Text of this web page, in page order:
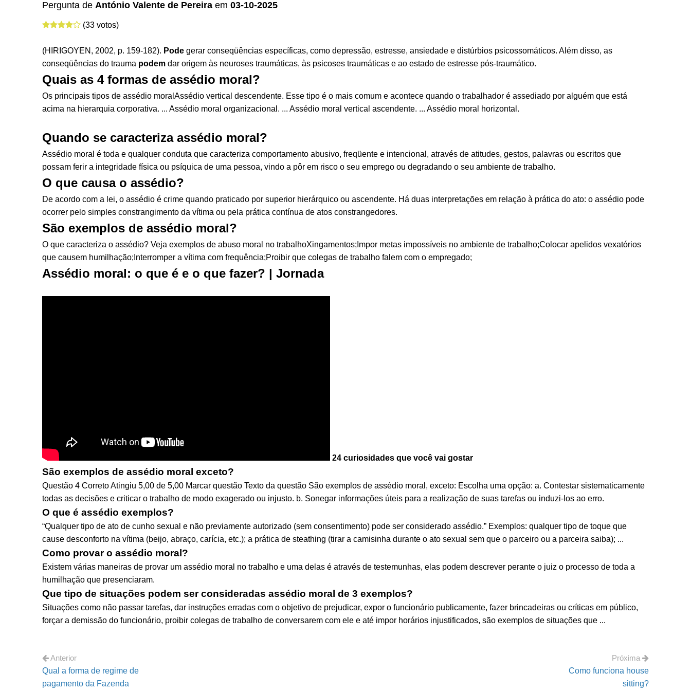
Pergunta de António Valente de Pereira em 03-10-2025
(33 votos)
(HIRIGOYEN, 2002, p. 159-182). Pode gerar conseqüências específicas, como depressão, estresse, ansiedade e distúrbios psicossomáticos. Além disso, as
conseqüências do trauma podem dar origem às neuroses traumáticas, às psicoses traumáticas e ao estado de estresse pós-traumático.
Quais as 4 formas de assédio moral?
Os principais tipos de assédio moralAssédio vertical descendente. Esse tipo é o mais comum e acontece quando o trabalhador é assediado por alguém que está
acima na hierarquia corporativa. ... Assédio moral organizacional. ... Assédio moral vertical ascendente. ... Assédio moral horizontal.
Quando se caracteriza assédio moral?
Assédio moral é toda e qualquer conduta que caracteriza comportamento abusivo, freqüente e intencional, através de atitudes, gestos, palavras ou escritos que
possam ferir a integridade física ou psíquica de uma pessoa, vindo a pôr em risco o seu emprego ou degradando o seu ambiente de trabalho.
O que causa o assédio?
De acordo com a lei, o assédio é crime quando praticado por superior hierárquico ou ascendente. Há duas interpretações em relação à prática do ato: o assédio pode
ocorrer pelo simples constrangimento da vítima ou pela prática contínua de atos constrangedores.
São exemplos de assédio moral?
O que caracteriza o assédio? Veja exemplos de abuso moral no trabalhoXingamentos;Impor metas impossíveis no ambiente de trabalho;Colocar apelidos vexatórios
que causem humilhação;Interromper a vítima com frequência;Proibir que colegas de trabalho falem com o empregado;
Assédio moral: o que é e o que fazer? | Jornada
24 curiosidades que você vai gostar
São exemplos de assédio moral exceto?
Questão 4 Correto Atingiu 5,00 de 5,00 Marcar questão Texto da questão São exemplos de assédio moral, exceto: Escolha uma opção: a. Contestar sistematicamente
todas as decisões e criticar o trabalho de modo exagerado ou injusto. b. Sonegar informações úteis para a realização de suas tarefas ou induzi-los ao erro.
O que é assédio exemplos?
“Qualquer tipo de ato de cunho sexual e não previamente autorizado (sem consentimento) pode ser considerado assédio.” Exemplos: qualquer tipo de toque que
cause desconforto na vítima (beijo, abraço, carícia, etc.); a prática de steathing (tirar a camisinha durante o ato sexual sem que o parceiro ou a parceira saiba); ...
Como provar o assédio moral?
Existem várias maneiras de provar um assédio moral no trabalho e uma delas é através de testemunhas, elas podem descrever perante o juiz o processo de toda a
humilhação que presenciaram.
Que tipo de situações podem ser consideradas assédio moral de 3 exemplos?
Situações como não passar tarefas, dar instruções erradas com o objetivo de prejudicar, expor o funcionário publicamente, fazer brincadeiras ou críticas em público,
forçar a demissão do funcionário, proibir colegas de trabalho de conversarem com ele e até impor horários injustificados, são exemplos de situações que ...
Anterior
Qual a forma de regime de
pagamento da Fazenda
Próxima
Como funciona house
sitting?